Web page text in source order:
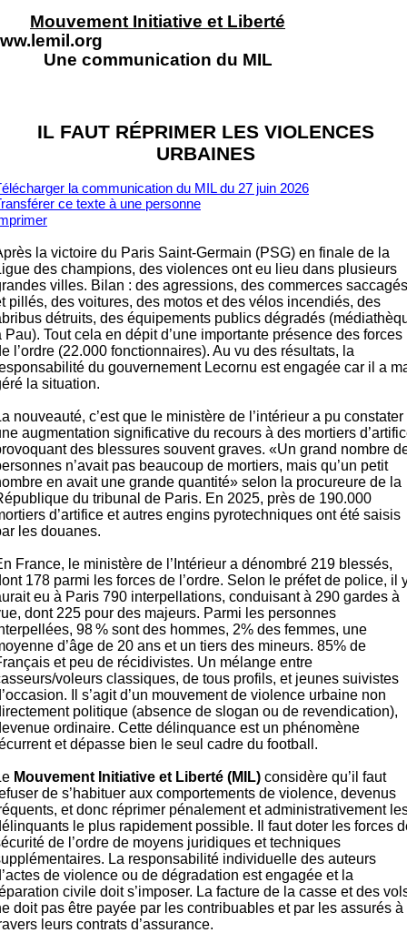
Mouvement Initiative et Liberté
Une communication du MIL
IL FAUT RÉPRIMER LES VIOLENCES
URBAINES
la communication du MIL du 27 juin 2026
ce texte à une personne
la victoire du Paris Saint-Germain (PSG) en finale de la
des champions, des violences ont eu lieu dans plusieurs
villes. Bilan : des agressions, des commerces saccagés
pillés, des voitures, des motos et des vélos incendiés, des
détruits, des équipements publics dégradés
Pau). Tout cela en dépit d’une importante présence des forces
l’ordre (22.000 fonctionnaires). Au vu des résultats, la
du gouvernement Lecornu est engagée car il a
la situation.
nouveauté, c’est que le ministère de l’intérieur a pu constater
augmentation significative du recours à des mortiers
des blessures souvent graves. «Un grand nombre
n’avait pas beaucoup de mortiers, mais qu’un petit
en avait une grande quantité» selon la procureure de la
du tribunal de Paris. En 2025, près de 190.000
d’artifice et autres engins pyrotechniques ont été saisis
les douanes.
France, le ministère de l’Intérieur a dénombré 219 blessés,
178 parmi les forces de l’ordre. Selon le préfet de police, il
eu à Paris 790 interpellations, conduisant à 290 gardes à
dont 225 pour des majeurs. Parmi les personnes
98 % sont des hommes, 2% des femmes, une
d’âge de 20 ans et un tiers des mineurs. 85% de
et peu de récidivistes. Un mélange entre
voleurs classiques, de tous profils, et jeunes suivistes
Il s’agit d’un mouvement de violence urbaine non
politique (absence de slogan ou de revendication),
ordinaire. Cette délinquance est un phénomène
et dépasse bien le seul cadre du football.
Mouvement Initiative et Liberté (MIL) considère qu’il faut
de s’habituer aux comportements de violence, devenus
et donc réprimer pénalement et administrativement
le plus rapidement possible. Il faut doter les forces
de l’ordre de moyens juridiques et techniques
La responsabilité individuelle des auteurs
de violence ou de dégradation est engagée et la
civile doit s’imposer. La facture de la casse et des
doit pas être payée par les contribuables et par les assurés à
leurs contrats d’assurance.